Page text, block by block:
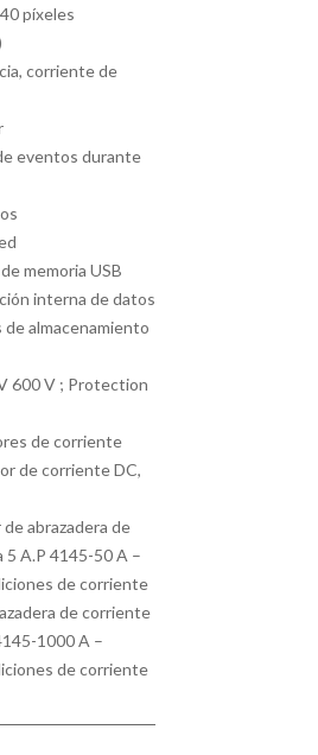
píxeles
corriente de
eventos durante
memoria USB
interna de datos
almacenamiento
600 V ; Protection
de corriente
de corriente DC,
abrazadera de
A.P 4145-50 A –
de corriente
de corriente
1000 A –
de corriente